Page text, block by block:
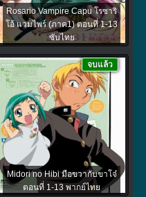
Rosario Vampire Capu โรซาริ
โอ้ แวมไพร์ (ภาค1) ตอนที่ 1-13
ซับไทย
Midori no Hibi มือขวากับขาโจ๋
ตอนที่ 1-13 พากย์ไทย
จบแล้ว